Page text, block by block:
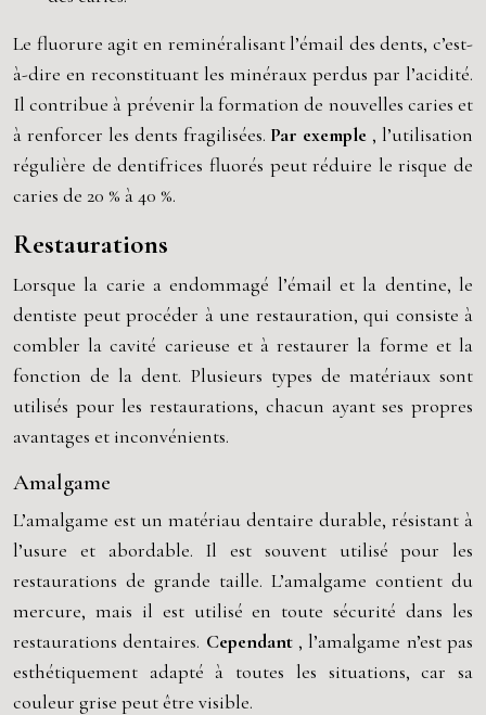
Le fluorure agit en reminéralisant l’émail des dents, c’est-
à-dire en reconstituant les minéraux perdus par l’acidité.
Il contribue à prévenir la formation de nouvelles caries et
à renforcer les dents fragilisées. Par exemple , l’utilisation
régulière de dentifrices fluorés peut réduire le risque de
caries de 20 % à 40 %.
Restaurations
Lorsque la carie a endommagé l’émail et la dentine, le
dentiste peut procéder à une restauration, qui consiste à
combler la cavité carieuse et à restaurer la forme et la
fonction de la dent. Plusieurs types de matériaux sont
utilisés pour les restaurations, chacun ayant ses propres
avantages et inconvénients.
Amalgame
L’amalgame est un matériau dentaire durable, résistant à
l’usure et abordable. Il est souvent utilisé pour les
restaurations de grande taille. L’amalgame contient du
mercure, mais il est utilisé en toute sécurité dans les
restaurations dentaires. Cependant , l’amalgame n’est pas
esthétiquement adapté à toutes les situations, car sa
couleur grise peut être visible.